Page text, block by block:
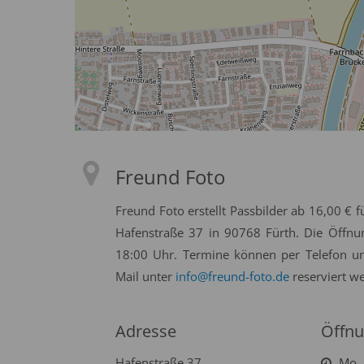
Freund Foto
Freund Foto erstellt Passbilder ab 16,00 €
Hafenstraße 37 in 90768 Fürth. Die
18:00 Uhr. Termine können per Telefon
Mail unter info@freund-foto.de reserviert
Adresse